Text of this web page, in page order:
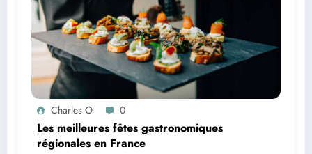
Charles O 0
Les meilleures fêtes gastronomiques
régionales en France